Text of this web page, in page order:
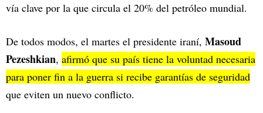
vía clave por la que circula el 20% del petróleo mundial.
De todos modos, el martes el presidente iraní, Masoud
Pezeshkian, afirmó que su país tiene la voluntad necesaria
para poner fin a la guerra si recibe garantías de seguridad
que eviten un nuevo conflicto.